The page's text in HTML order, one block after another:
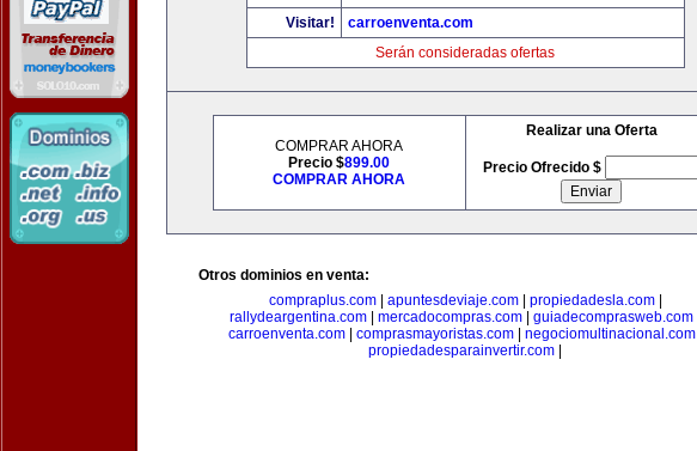
Visitar!
carroenventa.com
Serán consideradas ofertas
COMPRAR AHORA
Precio $899.00
COMPRAR AHORA
Realizar una Oferta
Precio Ofrecido $
Otros dominios en venta:
compraplus.com| apuntesdeviaje.com| propiedadesla.com|
rallydeargentina.com
mercadocompras.com guiadecomprasweb.com
carroenventa.com| comprasmayoristas.com| negociomultinacional.com|
propiedadesparainvertir.com